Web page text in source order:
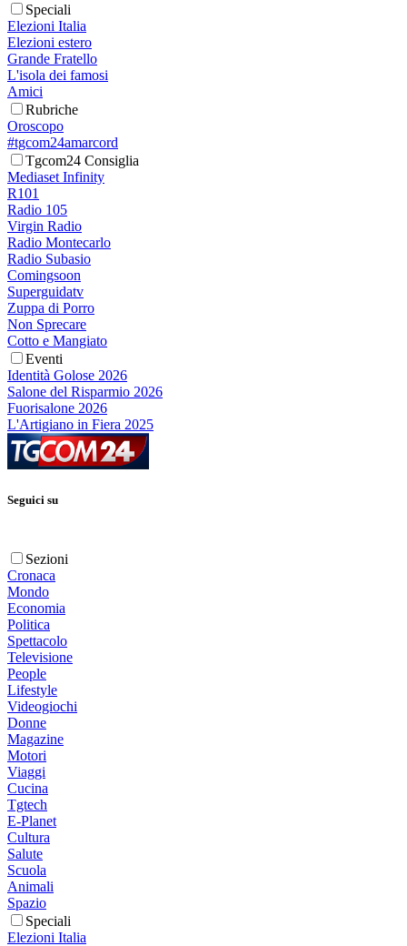
Speciali
Elezioni Italia
Elezioni estero
Grande Fratello
L'isola dei famosi
Amici
Rubriche
Oroscopo
#tgcom24amarcord
Tgcom24 Consiglia
Mediaset Infinity
R101
Radio 105
Virgin Radio
Radio Montecarlo
Radio Subasio
Comingsoon
Superguidatv
Zuppa di Porro
Non Sprecare
Cotto e Mangiato
Eventi
Identità Golose 2026
Salone del Risparmio 2026
Fuorisalone 2026
L'Artigiano in Fiera 2025
Seguici su
Sezioni
Cronaca
Mondo
Economia
Politica
Spettacolo
Televisione
People
Lifestyle
Videogiochi
Donne
Magazine
Motori
Viaggi
Cucina
Tgtech
E-Planet
Cultura
Salute
Scuola
Animali
Spazio
Speciali
Elezioni Italia